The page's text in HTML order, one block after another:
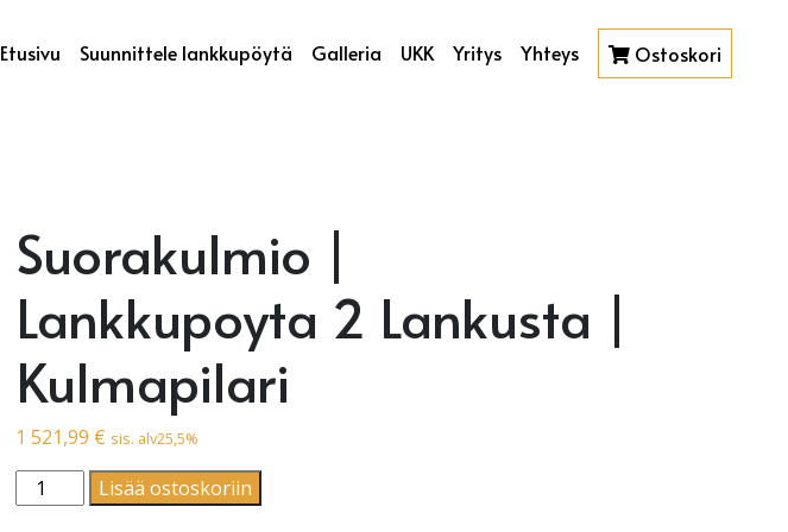
Etusivu Suunnittele lankkupöytä Galleria UKK Yritys Yhteys Ostoskori
Suorakulmio |
Lankkupoyta 2 Lankusta |
Kulmapilari
1 521,99 € sis. alv25,5%
Suorakulmio | Lankkupoyta 2 Lankusta | Kulmapilari määrä
Lisää ostoskoriin